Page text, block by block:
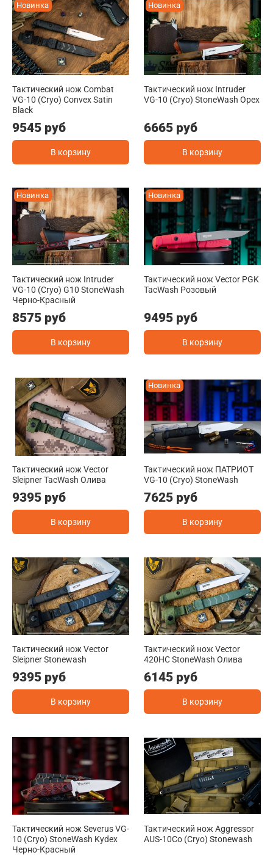
Новинка
Тактический нож Combat
VG-10 (Cryo) Convex Satin
Black
9545 руб
В корзину
Новинка
Тактический нож Intruder
VG-10 (Cryo) StoneWash Орех
6665 руб
В корзину
Новинка
Тактический нож Intruder
VG-10 (Cryo) G10 StoneWash
Черно-Красный
8575 руб
В корзину
Новинка
Тактический нож Vector PGK
TacWash Розовый
9495 руб
В корзину
Тактический нож Vector
Sleipner TacWash Олива
9395 руб
В корзину
Новинка
Тактический нож ПАТРИОТ
VG-10 (Cryo) StoneWash
7625 руб
В корзину
Тактический нож Vector
Sleipner Stonewash
9395 руб
В корзину
Тактический нож Vector
420HC StoneWash Олива
6145 руб
В корзину
Тактический нож Severus VG-
10 (Cryo) StoneWash Kydex
Черно-Красный
Тактический нож Aggressor
AUS-10Co (Cryo) Stonewash